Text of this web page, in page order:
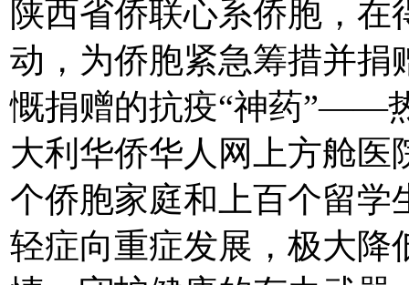
陕西省侨联心系侨胞，
动，为侨胞紧急筹措并捐
慨捐赠的抗疫“神药”——
大利华侨华人网上方舱医
个侨胞家庭和上百个留学
轻症向重症发展，极大降